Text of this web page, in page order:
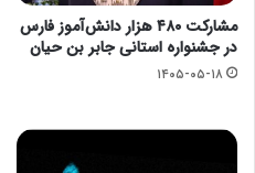
مشارکت ۴۸۰ هزار دانش‌آموز فارس
در جشنواره استانی جابر بن حیان
۱۴۰۵-۰۵-۱۸